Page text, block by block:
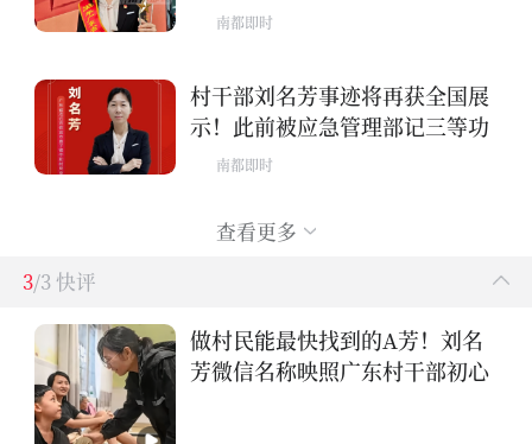
南都即时
村干部刘名芳事迹将再获全国展
示！此前被应急管理部记三等功
南都即时
查看更多
3/3 快评
做村民能最快找到的A芳！刘名
芳微信名称映照广东村干部初心